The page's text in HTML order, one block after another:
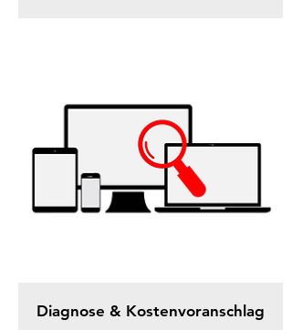
Diagnose & Kostenvoranschlag